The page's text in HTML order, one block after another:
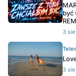
być
3
3